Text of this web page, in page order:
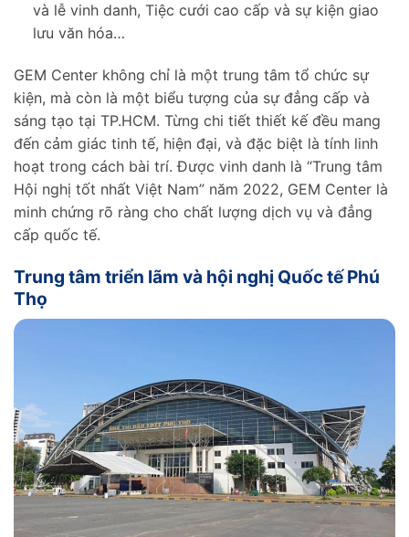
và lễ vinh danh, Tiệc cưới cao cấp và sự kiện giao
lưu văn hóa…
GEM Center không chỉ là một trung tâm tổ chức sự
kiện, mà còn là một biểu tượng của sự đẳng cấp và
sáng tạo tại TP.HCM. Từng chi tiết thiết kế đều mang
đến cảm giác tinh tế, hiện đại, và đặc biệt là tính linh
hoạt trong cách bài trí. Được vinh danh là “Trung tâm
Hội nghị tốt nhất Việt Nam” năm 2022, GEM Center là
minh chứng rõ ràng cho chất lượng dịch vụ và đẳng
cấp quốc tế.
Trung tâm triển lãm và hội nghị Quốc tế Phú
Thọ